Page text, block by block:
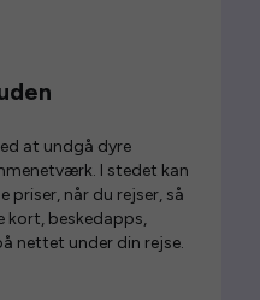
at undgå dyre
I stedet kan
når du rejser, så
kort, beskedapps,
nettet under din rejse.